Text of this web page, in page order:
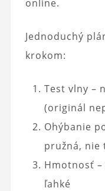
online.
Jednoduchý
krokom:
Test vlny –
(originál
Ohýbanie
pružná, nie
Hmotnosť
ľahké